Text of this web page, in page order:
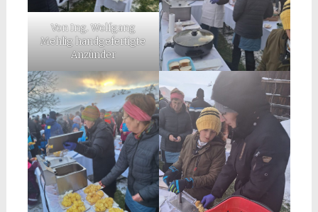
Von Ing. Wolfgang
Mehlig handgefertigte
Anzünder